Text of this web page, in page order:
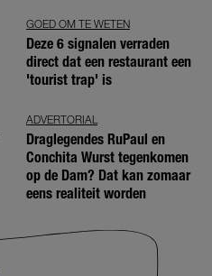
GOED OM TE WETEN
Deze 6 signalen verraden
direct dat een restaurant een
'tourist trap' is
ADVERTORIAL
Draglegendes RuPaul en
Conchita Wurst tegenkomen
op de Dam? Dat kan zomaar
eens realiteit worden